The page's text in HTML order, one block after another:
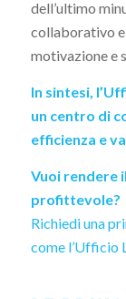
dell’ultimo
collaborativo
motivazione e
In sintesi,
un centro di
efficienza e
Vuoi rendere
profittevole?
Richiedi una
come l’Ufficio